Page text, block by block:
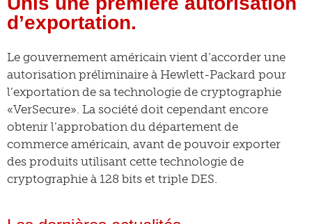
d’exportation.
Le gouvernement américain vient d’accorder une
autorisation préliminaire à Hewlett-Packard pour
l’exportation de sa technologie de cryptographie
«VerSecure». La société doit cependant encore
obtenir l’approbation du département de
commerce américain, avant de pouvoir exporter
des produits utilisant cette technologie de
cryptographie à 128 bits et triple DES.